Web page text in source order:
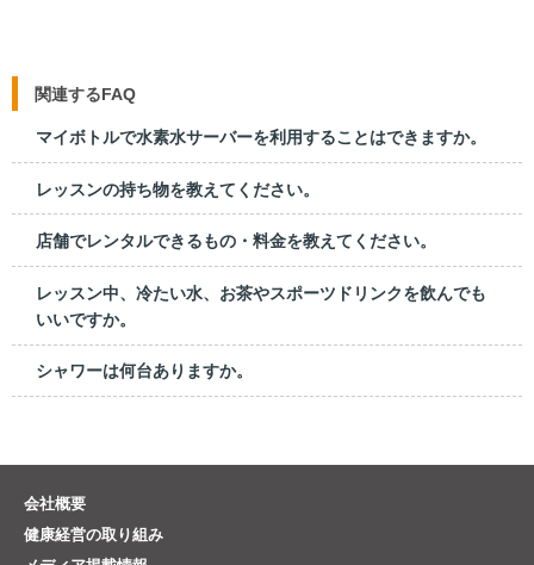
関連するFAQ
マイボトルで水素水サーバーを利用することはできますか。
レッスンの持ち物を教えてください。
店舗でレンタルできるもの・料金を教えてください。
レッスン中、冷たい水、お茶やスポーツドリンクを飲んでも
いいですか。
シャワーは何台ありますか。
会社概要
健康経営の取り組み